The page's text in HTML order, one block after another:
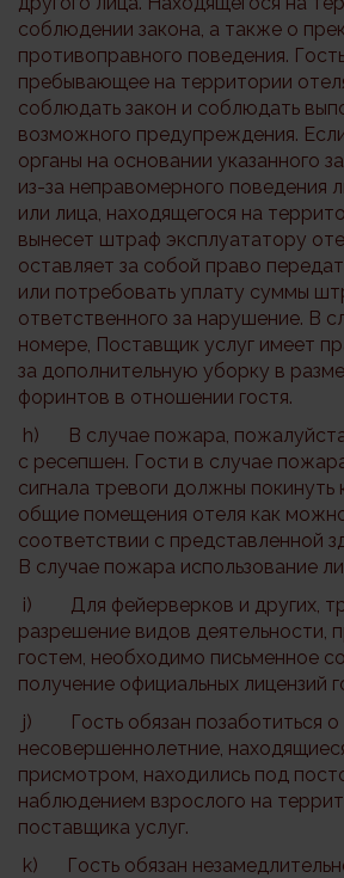
соблюдении закона, а также о
противоправного поведения.
пребывающее на территории
соблюдать закон и соблюдать
возможного предупреждения.
органы на основании указанного
из-за неправомерного поведения
или лица, находящегося на
вынесет штраф эксплуататору
оставляет за собой право
или потребовать уплату суммы
ответственного за нарушение. В
номере, Поставщик услуг имеет
за дополнительную уборку в
форинтов в отношении гостя.
h) В случае пожара,
с ресепшен. Гости в случае
сигнала тревоги должны покинуть
общие помещения отеля как
соответствии с представленной
В случае пожара использование
i) Для фейерверков и других,
разрешение видов деятельности,
гостем, необходимо письменное
получение официальных лицензий
j) Гость обязан позаботиться о
несовершеннолетние,
присмотром, находились под
наблюдением взрослого на
поставщика услуг.
k) Гость обязан